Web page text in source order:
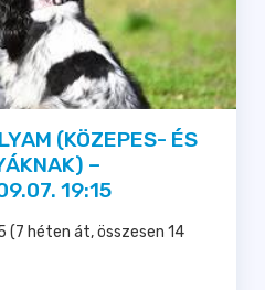
(KÖZEPES- ÉS
–
19:15
(7 héten át, összesen 14